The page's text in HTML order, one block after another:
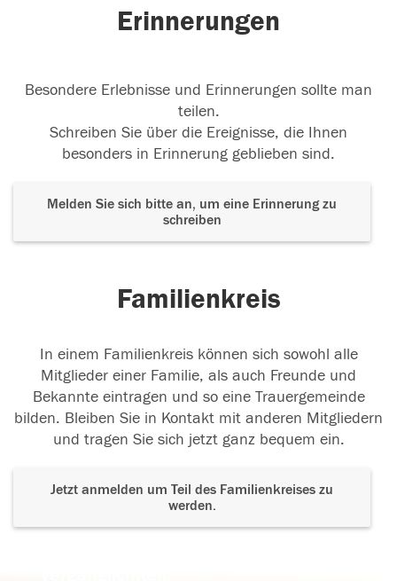
Erinnerungen
Besondere Erlebnisse und Erinnerungen sollte man
teilen.
Schreiben Sie über die Ereignisse, die Ihnen
besonders in Erinnerung geblieben sind.
Melden Sie sich bitte an, um eine Erinnerung zu
schreiben
Familienkreis
In einem Familienkreis können sich sowohl alle
Mitglieder einer Familie, als auch Freunde und
Bekannte eintragen und so eine Trauergemeinde
bilden. Bleiben Sie in Kontakt mit anderen Mitgliedern
und tragen Sie sich jetzt ganz bequem ein.
Jetzt anmelden um Teil des Familienkreises zu
werden.